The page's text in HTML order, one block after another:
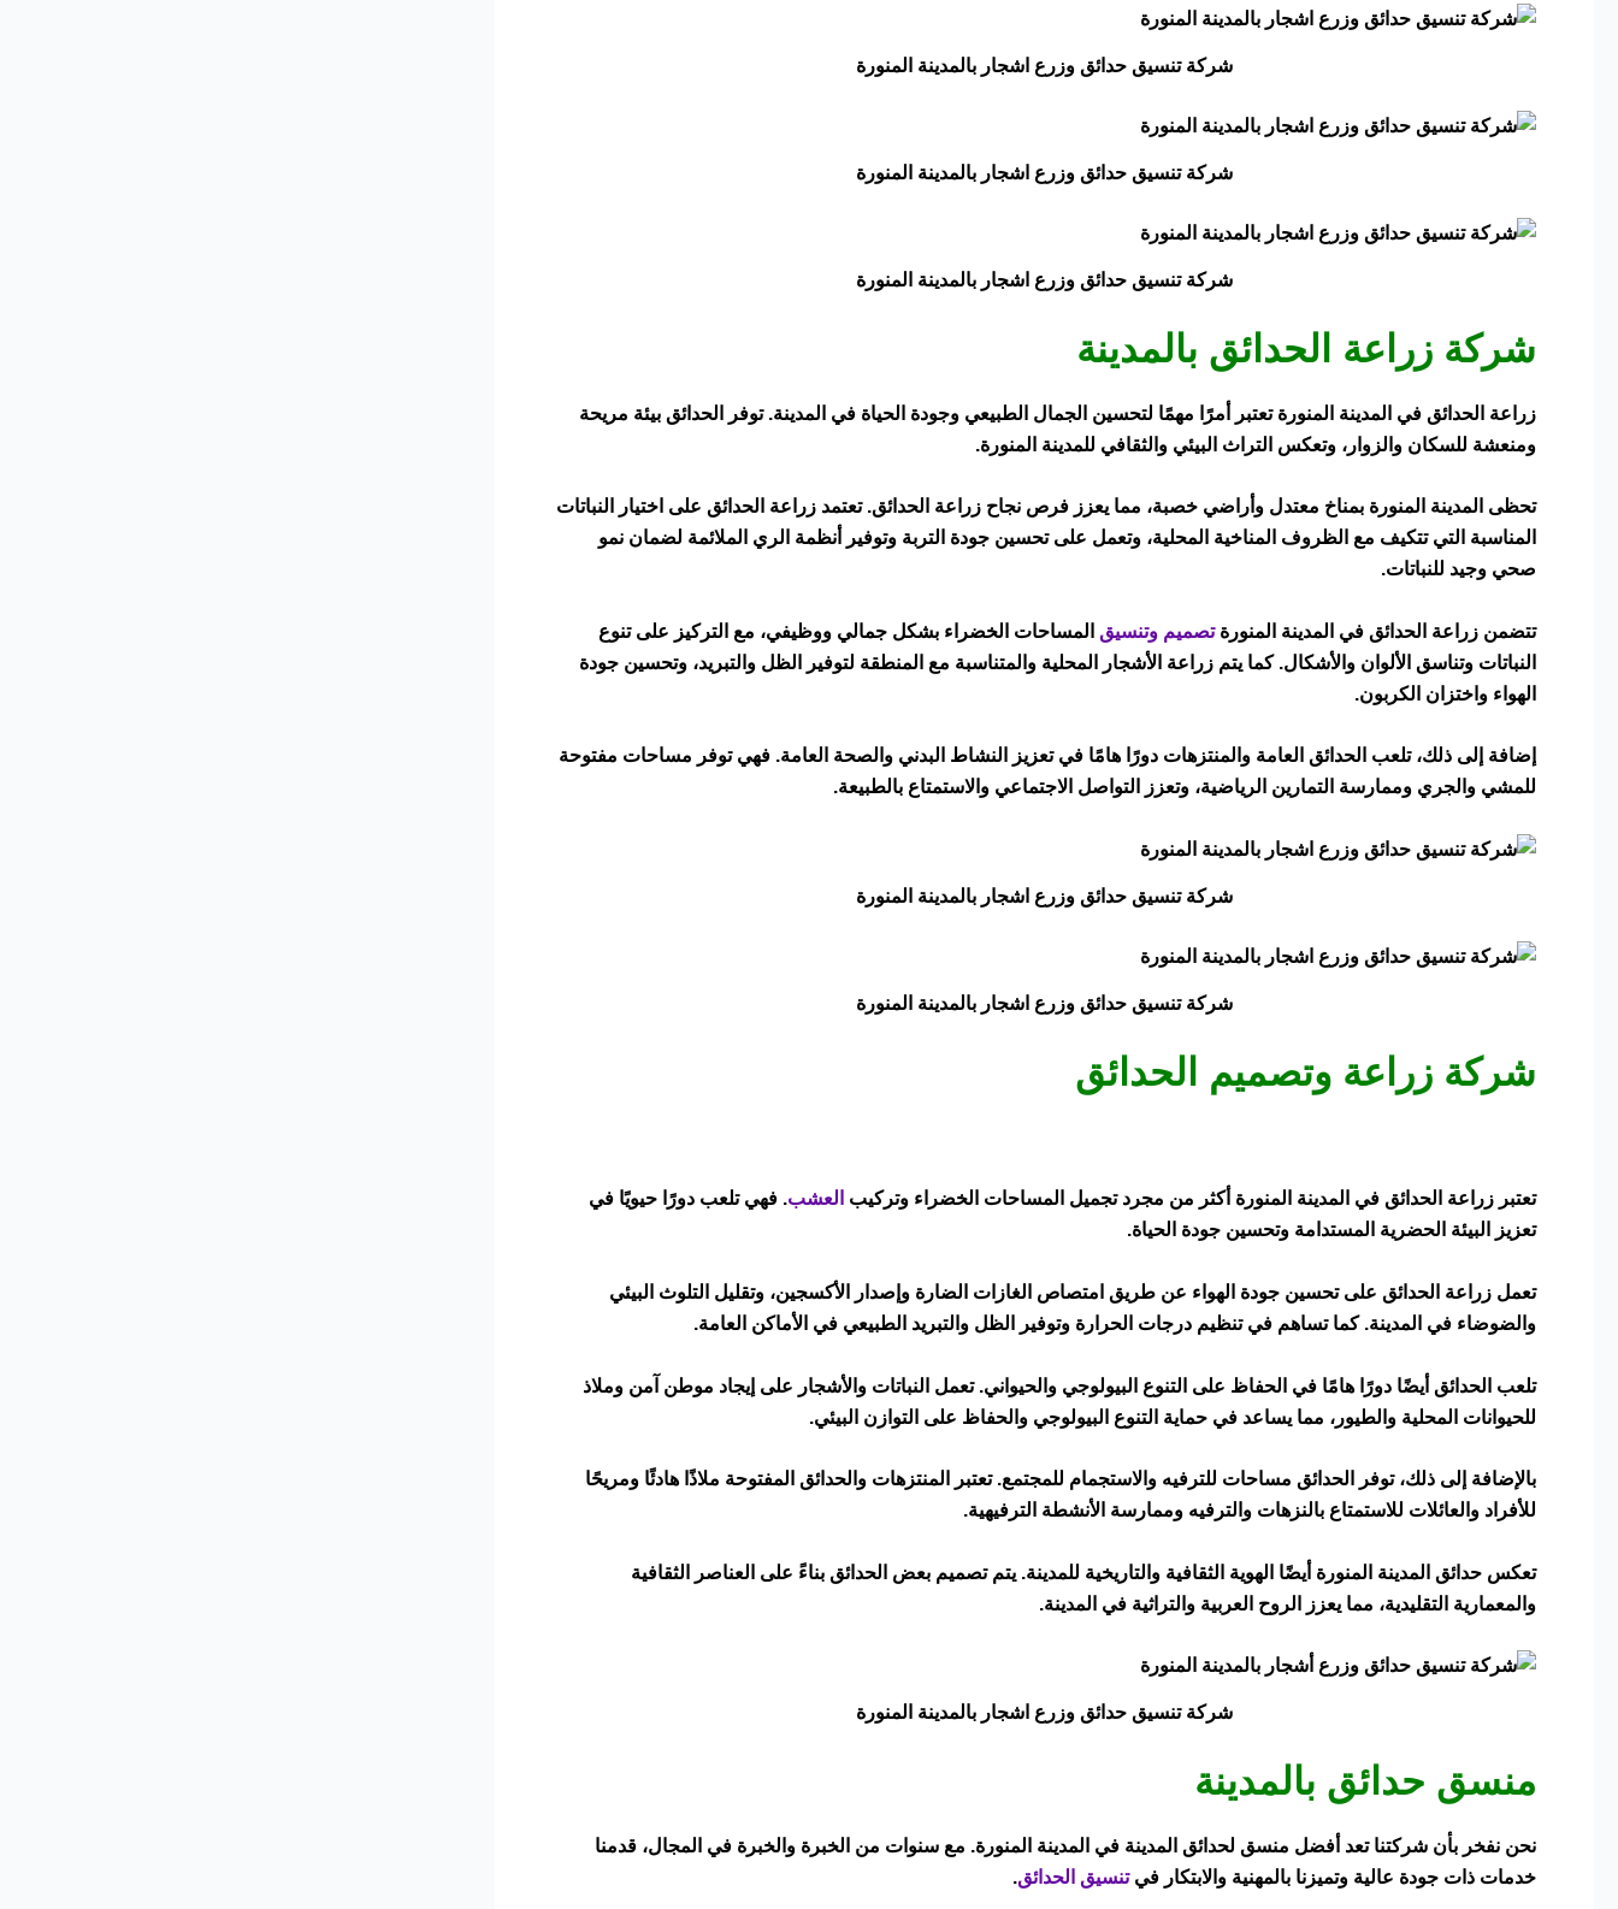
شركة تنسيق حدائق وزرع اشجار بالمدينة المنورة
شركة تنسيق حدائق وزرع اشجار بالمدينة المنورة
شركة تنسيق حدائق وزرع اشجار بالمدينة المنورة
شركة زراعة الحدائق بالمدينة
زراعة الحدائق في المدينة المنورة تعتبر أمرًا مهمًا لتحسين الجمال الطبيعي وجودة الحياة في المدينة. توفر الحدائق بيئة مريحة
ومنعشة للسكان والزوار، وتعكس التراث البيئي والثقافي للمدينة المنورة.
تحظى المدينة المنورة بمناخ معتدل وأراضي خصبة، مما يعزز فرص نجاح زراعة الحدائق. تعتمد زراعة الحدائق على اختيار النباتات
المناسبة التي تتكيف مع الظروف المناخية المحلية، وتعمل على تحسين جودة التربة وتوفير أنظمة الري الملائمة لضمان نمو
صحي وجيد للنباتات.
تتضمن زراعة الحدائق في المدينة المنورةتصميم وتنسيق المساحات الخضراء بشكل جمالي ووظيفي، مع التركيز على تنوع
النباتات وتناسق الألوان والأشكال. كما يتم زراعة الأشجار المحلية والمتناسبة مع المنطقة لتوفير الظل والتبريد، وتحسين جودة
الهواء واختزان الكربون.
إضافة إلى ذلك، تلعب الحدائق العامة والمنتزهات دورًا هامًا في تعزيز النشاط البدني والصحة العامة. فهي توفر مساحات مفتوحة
للمشي والجري وممارسة التمارين الرياضية، وتعزز التواصل الاجتماعي والاستمتاع بالطبيعة.
شركة تنسيق حدائق وزرع اشجار بالمدينة المنورة
شركة تنسيق حدائق وزرع اشجار بالمدينة المنورة
شركة زراعة وتصميم الحدائق
تعتبر زراعة الحدائق في المدينة المنورة أكثر من مجرد تجميل المساحات الخضراء وتركيب العشب. فهي تلعب دورًا حيويًا في
تعزيز البيئة الحضرية المستدامة وتحسين جودة الحياة.
تعمل زراعة الحدائق على تحسين جودة الهواء عن طريق امتصاص الغازات الضارة وإصدار الأكسجين، وتقليل التلوث البيئي
والضوضاء في المدينة. كما تساهم في تنظيم درجات الحرارة وتوفير الظل والتبريد الطبيعي في الأماكن العامة.
تلعب الحدائق أيضًا دورًا هامًا في الحفاظ على التنوع البيولوجي والحيواني. تعمل النباتات والأشجار على إيجاد موطن آمن وملاذ
للحيوانات المحلية والطيور، مما يساعد في حماية التنوع البيولوجي والحفاظ على التوازن البيئي.
بالإضافة إلى ذلك، توفر الحدائق مساحات للترفيه والاستجمام للمجتمع. تعتبر المنتزهات والحدائق المفتوحة ملاذًا هادئًا ومريحًا
للأفراد والعائلات للاستمتاع بالنزهات والترفيه وممارسة الأنشطة الترفيهية.
تعكس حدائق المدينة المنورة أيضًا الهوية الثقافية والتاريخية للمدينة. يتم تصميم بعض الحدائق بناءً على العناصر الثقافية
والمعمارية التقليدية، مما يعزز الروح العربية والتراثية في المدينة.
شركة تنسيق حدائق وزرع اشجار بالمدينة المنورة
منسق حدائق بالمدينة
نحن نفخر بأن شركتنا تعد أفضل منسق لحدائق المدينة في المدينة المنورة. مع سنوات من الخبرة والخبرة في المجال، قدمنا
خدمات ذات جودة عالية وتميزنا بالمهنية والابتكار في تنسيق الحدائق.